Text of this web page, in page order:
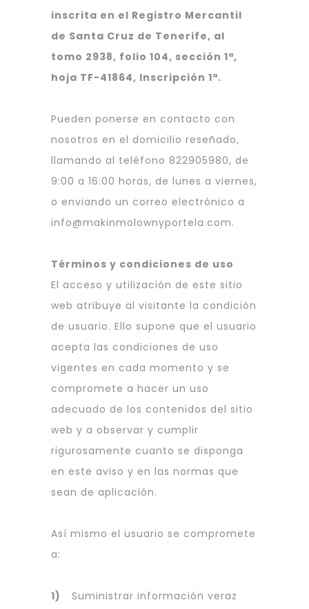
inscrita en el Registro Mercantil
de Santa Cruz de Tenerife, al
tomo 2938, folio 104, sección 1ª,
hoja TF-41864, Inscripción 1ª.
Pueden ponerse en contacto con
nosotros en el domicilio reseñado,
llamando al teléfono 822905980, de
9:00 a 16:00 horas, de lunes a viernes,
o enviando un correo electrónico a
info@makinmolownyportela.com.
Términos y condiciones de uso
El acceso y utilización de este sitio
web atribuye al visitante la condición
de usuario. Ello supone que el usuario
acepta las condiciones de uso
vigentes en cada momento y se
compromete a hacer un uso
adecuado de los contenidos del sitio
web y a observar y cumplir
rigurosamente cuanto se disponga
en este aviso y en las normas que
sean de aplicación.
Así mismo el usuario se compromete
a:
1) Suministrar información veraz